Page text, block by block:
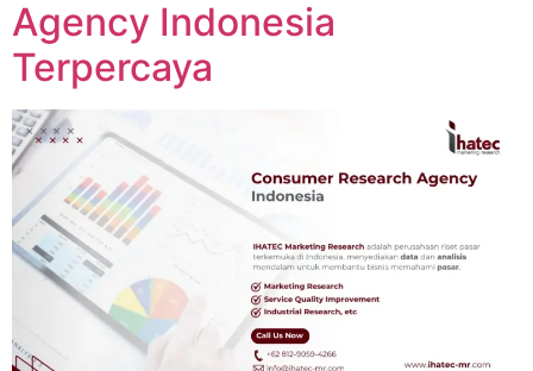
Agency Indonesia
Terpercaya